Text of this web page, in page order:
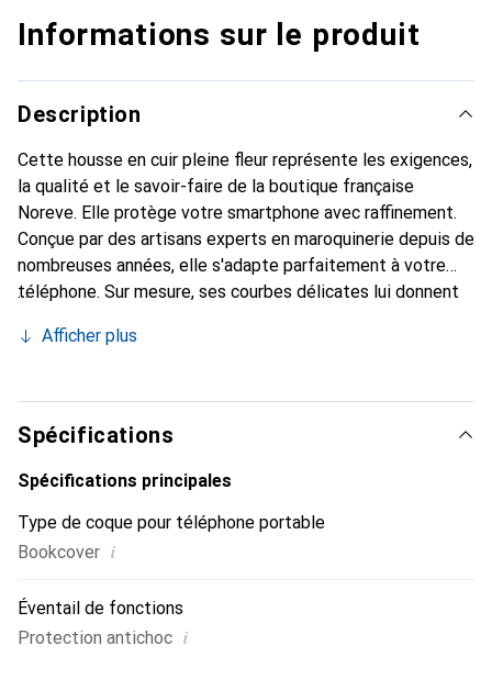
Informations sur le produit
Description
Cette housse en cuir pleine fleur représente les exigences,
la qualité et le savoir-faire de la boutique française
Noreve. Elle protège votre smartphone avec raffinement.
Conçue par des artisans experts en maroquinerie depuis de
nombreuses années, elle s'adapte parfaitement à votre
téléphone. Sur mesure, ses courbes délicates lui donnent
élégant et indispensable de votre smartphone. Reconnu
marque Noreve est un choix sûr pour une clientèle
exigeante.
Afficher plus
Spécifications
Spécifications principales
Type de coque pour téléphone portable
Bookcover i
Éventail de fonctions
Protection antichoc i